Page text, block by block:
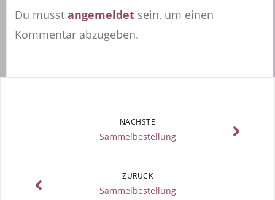
Du musst angemeldetsein, um einen
Kommentar abzugeben.
NÄCHSTE
Sammelbestellung
ZURÜCK
Sammelbestellung